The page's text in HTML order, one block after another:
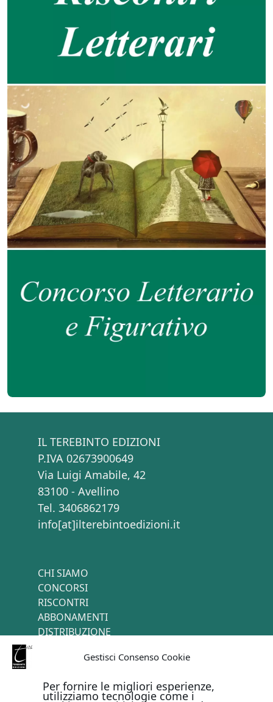
Gestisci Consenso Cookie
Per fornire le migliori esperienze,
utilizziamo tecnologie come i
IL TEREBINTO EDIZIONI
P.IVA 02673900649
Via Luigi Amabile, 42
83100 - Avellino
Tel. 3406862179
info[at]ilterebintoedizioni.it
CHI SIAMO
CONCORSI
RISCONTRI
ABBONAMENTI
DISTRIBUZIONE